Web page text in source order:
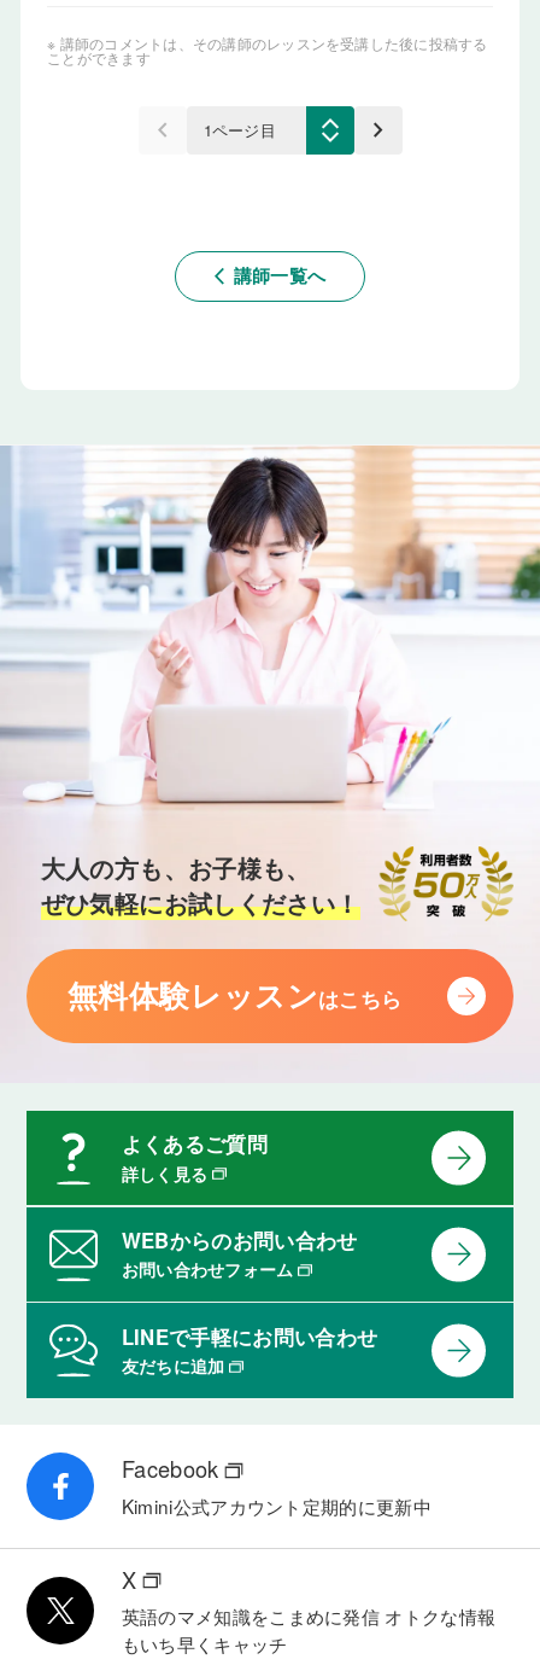
※ 講師のコメントは、その講師のレッスンを受講した後に投稿する
ことができます
keyboard_arrow_left keyboard_arrow_right
arrow_back_ios 講師一覧へ
大人の方も、お子様も、
ぜひ気軽にお試しください！
無料体験レッスンはこちら
よくあるご質問
詳しく見る
WEBからのお問い合わせ
お問い合わせフォーム
LINEで手軽にお問い合わせ
友だちに追加
Facebook
Kimini公式アカウント 定期的に更新中
X
英語のマメ知識をこまめに発信 オトクな情報
もいち早くキャッチ